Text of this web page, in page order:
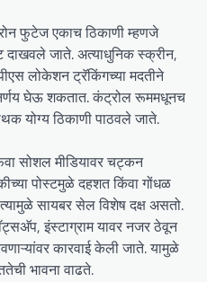
फुटेज एकाच ठिकाणी म्हणजे
जाते. अत्याधुनिक स्क्रीन,
लोकेशन ट्रॅकिंगच्या मदतीने
घेऊ शकतात. कंट्रोल रूममधूनच
योग्य ठिकाणी पाठवले जाते.
सोशल मीडियावर चट्कन
पोस्टमुळे दहशत किंवा गोंधळ
सायबर सेल विशेष दक्ष असतो.
इंस्टाग्राम यावर नजर ठेवून
कारवाई केली जाते. यामुळे
भावना वाढते.